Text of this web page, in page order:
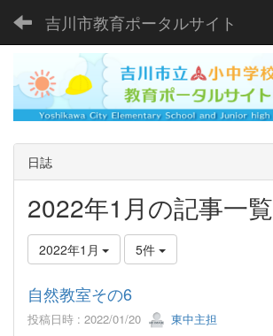
吉川市教育ポータルサイト
日誌
2022年1月の記事一覧
2022年1月 5件
自然教室その6
投稿日時 : 2022/01/20 東中主担